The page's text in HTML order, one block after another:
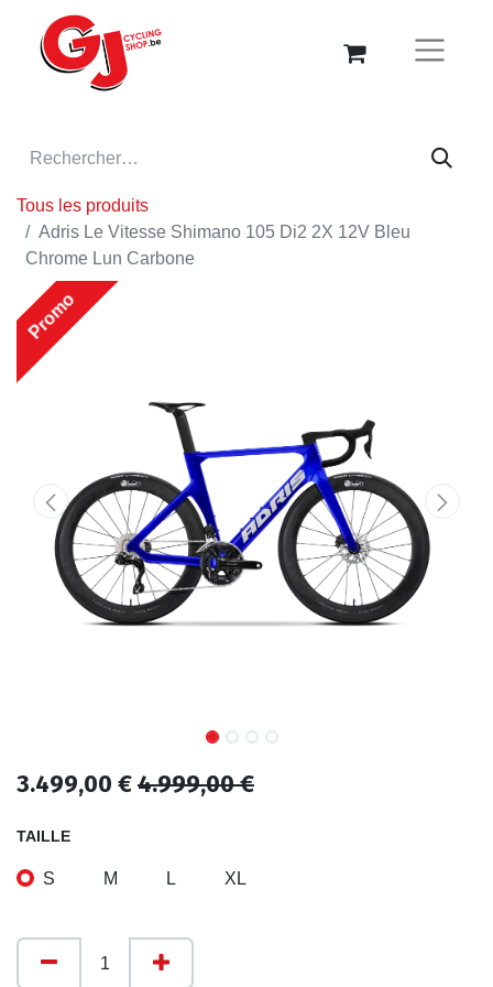
Tous les produits
Adris Le Vitesse Shimano 105 Di2 2X 12V Bleu
Chrome Lun Carbone
Promo
3.499,00 €4.999,00€
TAILLE
S M L XL